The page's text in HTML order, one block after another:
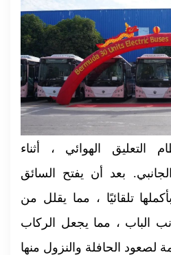
التعليق الهوائي ، أثناء
بعد أن يفتح السائق
تلقائيًا ، مما يقلل من
الباب ، مما يجعل الركاب